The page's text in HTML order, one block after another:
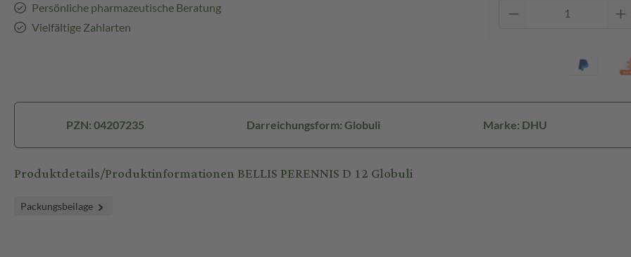
Persönliche pharmazeutische Beratung
Vielfältige Zahlarten
PZN: 04207235 Darreichungsform: Globuli Marke: DHU
Produktdetails/Produktinformationen BELLIS PERENNIS D 12 Globuli
Packungsbeilage